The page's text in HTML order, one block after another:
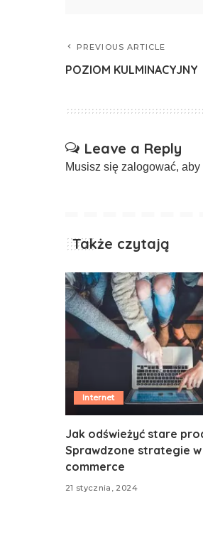
PREVIOUS ARTICLE
POZIOM KULMINACYJNY
Leave a Reply
Musisz się zalogować,
Także czytają
Internet
Jak odświeżyć stare
Sprawdzone strategie
commerce
21 stycznia, 2024